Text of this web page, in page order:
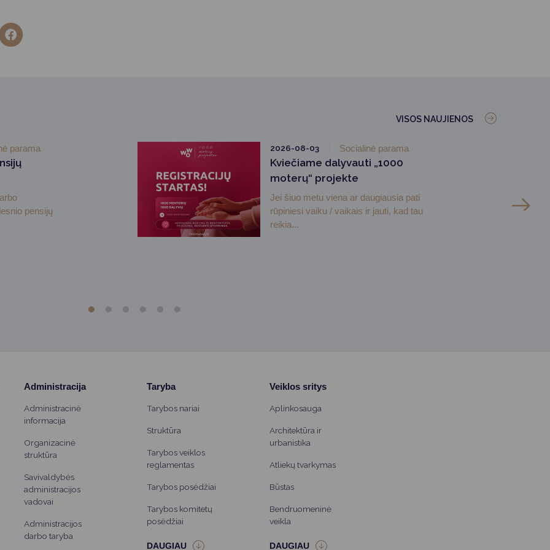
VISOS NAUJIENOS
parama
pensijų
2026-08-03 Socialinė parama
Kviečiame dalyvauti „1000
moterų“ projekte
Jei šiuo metu viena ar daugiausia pati
rūpiniesi vaiku / vaikais ir jauti, kad tau
reikia...
Administracija
Administracinė
informacija
Organizacinė
struktūra
Savivaldybės
administracijos
vadovai
Administracijos
darbo taryba
Taryba
Tarybos nariai
Struktūra
Tarybos veiklos
reglamentas
Tarybos posėdžiai
Tarybos komitetų
posėdžiai
Veiklos sritys
Aplinkosauga
Architektūra ir
urbanistika
Atliekų tvarkymas
Būstas
Bendruomeninė
veikla